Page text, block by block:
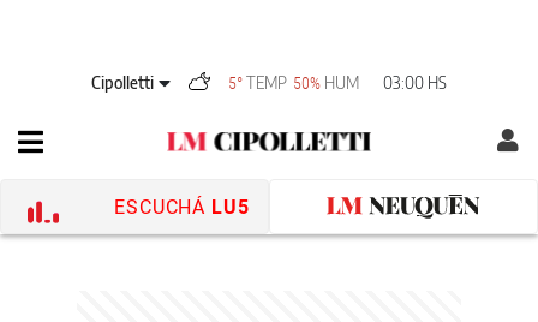
Cipolletti 5° TEMP 50% HUM 03:00 HS
ESCUCHÁ LU5